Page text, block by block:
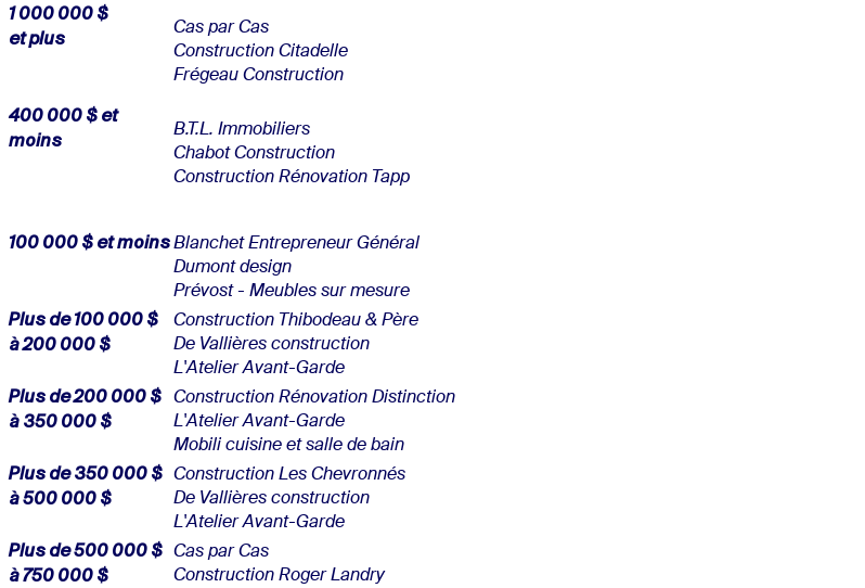
1 000 000 $
et plus
Cas par Cas
Construction Citadelle
Frégeau Construction
400 000 $ et
moins
B.T.L. Immobiliers
Chabot Construction
Construction Rénovation Tapp
100 000 $ et moinsBlanchet Entrepreneur Général
Dumont design
Prévost - Meubles sur mesure
Plus de 100 000 $
à 200 000 $
Construction Thibodeau & Père
De Vallières construction
L'Atelier Avant-Garde
Plus de 200 000 $
à 350 000 $
Construction Rénovation Distinction
L'Atelier Avant-Garde
Mobili cuisine et salle de bain
Plus de 350 000 $
à 500 000 $
Construction Les Chevronnés
De Vallières construction
L'Atelier Avant-Garde
Plus de 500 000 $
à 750 000 $
Cas par Cas
Construction Roger Landry